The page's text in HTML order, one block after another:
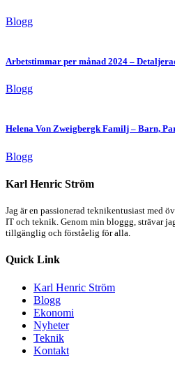
Blogg
Arbetstimmar per månad 2024 –
Blogg
Helena Von Zweigbergk Familj – Barn,
Blogg
Karl Henric Ström
Jag är en passionerad teknikentusiast med
IT och teknik. Genom min bloggg, strävar
tillgänglig och förståelig för alla.
Quick Link
Karl Henric Ström
Blogg
Ekonomi
Nyheter
Teknik
Kontakt